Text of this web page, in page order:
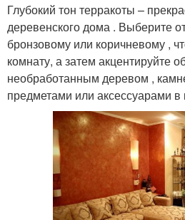
Глубокий тон терракоты –
деревенского дома . Выберите
бронзовому или коричневому ,
комнату, а затем акцентируйте
необработанным деревом ,
предметами или аксессуарами